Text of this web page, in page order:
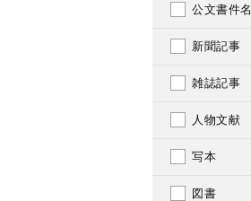
公文書件名
新聞記事
雑誌記事
人物文献
写本
図書